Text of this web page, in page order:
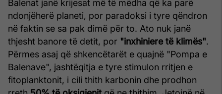
Balenat janë krijesat më të mëdha që ka parë
ndonjëherë planeti, por paradoksi i tyre qëndron
në faktin se sa pak dimë për to. Ato nuk janë
thjesht banore të detit, por "inxhiniere të klimës".
Përmes asaj që shkencëtarët e quajnë "Pompa e
Balenave", jashtëqitja e tyre stimulon rritjen e
fitoplanktonit, i cili thith karbonin dhe prodhon